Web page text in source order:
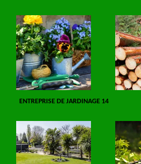
ENTREPRISE DE JARDINAGE 14